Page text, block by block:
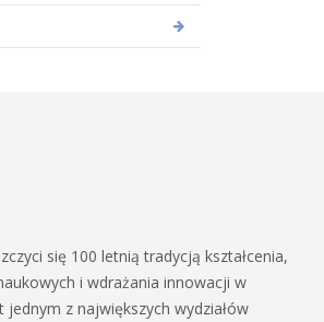
się 100 letnią tradycją kształcenia,
i wdrażania innowacji w
jednym z największych wydziałów